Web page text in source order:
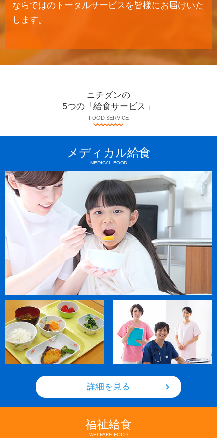
ならではのトータルサービスを皆様にお届けいた
します。
ニチダンの
5つの「給食サービス」
FOOD SERVICE
メディカル給食
MEDICAL FOOD
詳細を見る
福祉給食
WELFARE FOOD